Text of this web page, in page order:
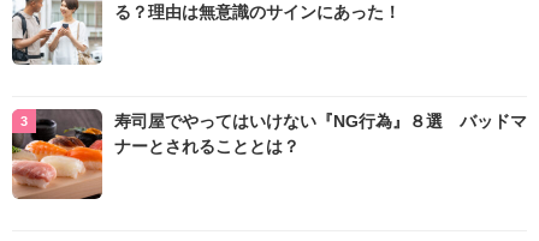
る？理由は無意識のサインにあった！
寿司屋でやってはいけない『NG行為』８選 バッドマ
ナーとされることとは？